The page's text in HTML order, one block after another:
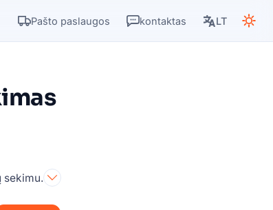
Pašto paslaugos kontaktas LT
sekimu.